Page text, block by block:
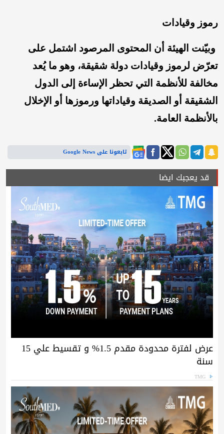
رموز وقيادات
وبيّنت الهيئة أن المحتوى المرصود اشتمل على
تعرّض لرموز وقيادات دولة شقيقة، وهو ما يُعد
مخالفة للأنظمة التي تحظر الإساءة إلى الدول
الشقيقة أو الصديقة وقياداتها ورموزها أو الإخلال
بالأنظمة العامة.
تابعونا على Google News
قد يعجبك ايضا
عرض لفترة محدودة مقدم 1.5% و تقسيط علي 15
سنة
TMG